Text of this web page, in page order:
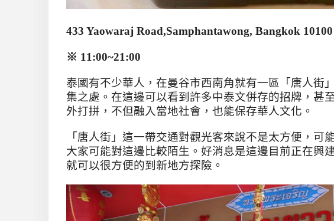
433 Yaowaraj Road,Samphantawong, Bangkok 10100
※ 11:00~21:00
泰國有不少華人，在曼谷市西南角就有一區「唐人街
集之處。在這邊可以看到許多中泰文併存的招牌，甚
外打拼，不但融入當地社會，也能保存華人文化。
「唐人街」這一帶交通對觀光客來說不是太方便，可
大家可能對這邊比較陌生。好消息是這邊目前正在興
就可以很方便的到新地方探險。